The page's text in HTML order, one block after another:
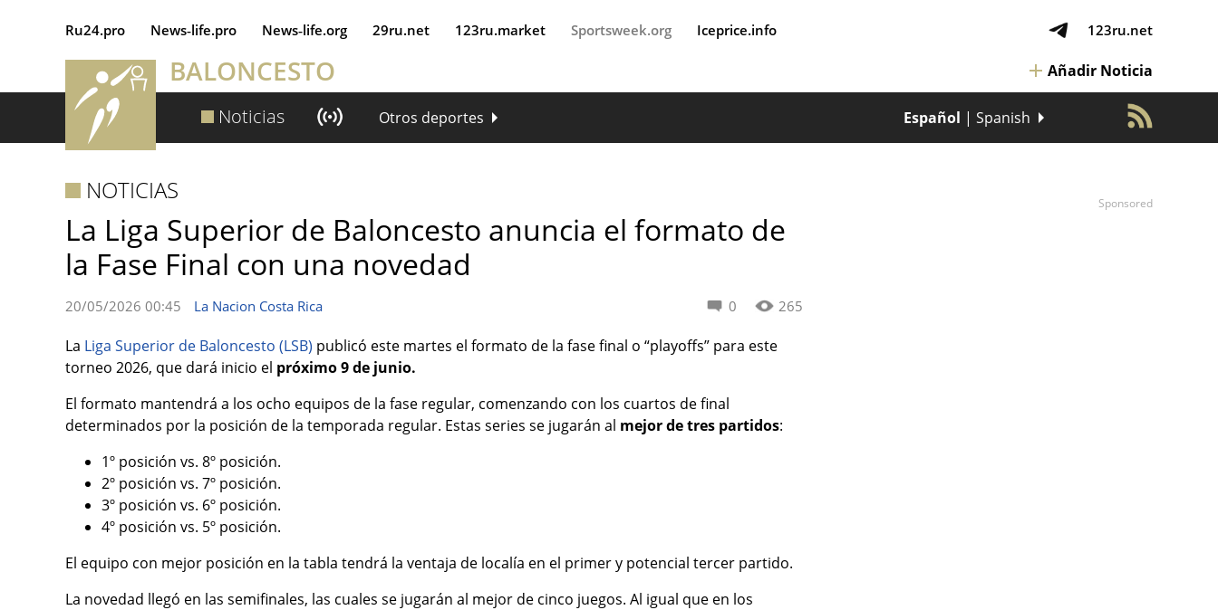
Ru24.pro News‑life.pro News‑life.org 29ru.net 123ru.market Sportsweek.org Iceprice.info 123ru.net
BALONCESTO Añadir Noticia
Noticias Otros deportes Español | Spanish
NOTICIAS
La Liga Superior de Baloncesto anuncia el formato de
la Fase Final con una novedad
0 265
20/05/2026 00:45 La Nacion Costa Rica
La Liga Superior de Baloncesto (LSB) publicó este martes el formato de la fase final o “playoffs” para este
torneo 2026, que dará inicio el próximo 9 de junio.
El formato mantendrá a los ocho equipos de la fase regular, comenzando con los cuartos de final
determinados por la posición de la temporada regular. Estas series se jugarán al mejor de tres partidos:
1º posición vs. 8º posición.
2º posición vs. 7º posición.
3º posición vs. 6º posición.
4º posición vs. 5º posición.
El equipo con mejor posición en la tabla tendrá la ventaja de localía en el primer y potencial tercer partido.
La novedad llegó en las semifinales, las cuales se jugarán al mejor de cinco juegos. Al igual que en los
Sponsored